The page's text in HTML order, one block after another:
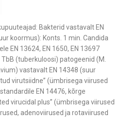
Bakterid vastavalt EN
koormus): Konts. 1 min. Candida
EN 13624, EN 1650, EN 13697
(tuberkuloosi) patogeenid (M.
vastavalt EN 14348 (suur
virutsiidne” (ümbrisega viirused
EN 14476, kõrge
virucidal plus” (ümbrisega viirused
adenoviirused ja rotaviirused